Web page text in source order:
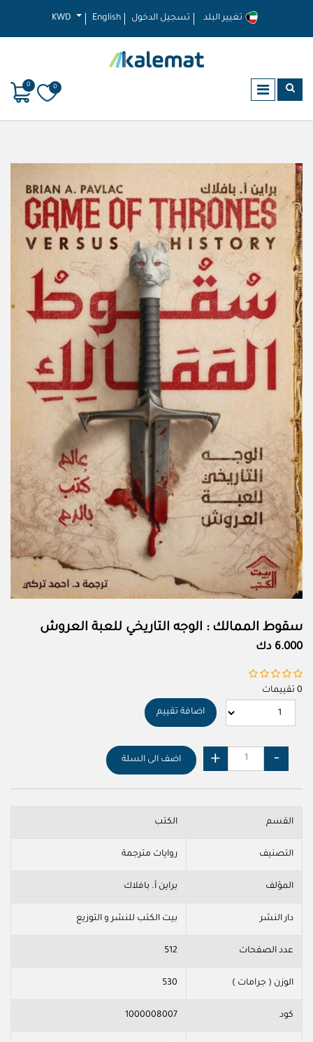
KWD English تسجيل الدخول
0
0
سقوط الممالك : الوجه التاريخي للعبة العروش
6.000 دك
0 تقييمات
اضافة تقييم
اضف الى السلة
القسم الكتب
التصنيف روايات مترجمة
المؤلف براين أ. بافلاك
دار النشر بيت الكتب للنشر و التوزيع
عدد الصفحات 512
الوزن ( جرامات ) 530
كود 1000008007